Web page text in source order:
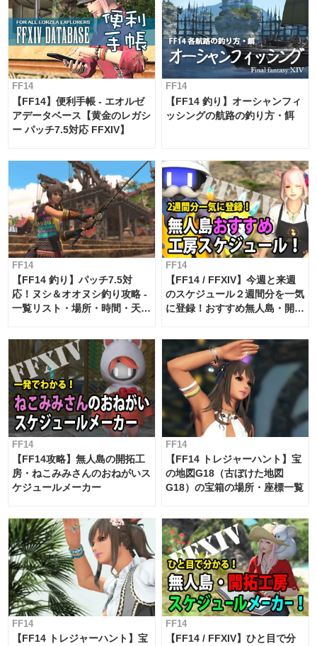
FF14
【FF14】便利手帳 - エオルゼ
アデータベース【黄金のレガシ
ー パッチ7.5対応 FFXIV】
FF14
【FF14 釣り】オーシャンフィ
ッシングの航路の釣り方・餌
FF14
【FF14 釣り】パッチ7.5対
応！ヌシ＆オオヌシ釣り攻略 -
一覧リスト・場所・時間・天
FF14
【FF14 / FFXIV】今週と来週
のスケジュール２週間分を一気
に登録！おすすめ無人島・開拓
対応 / 毎週更新中】
FF14
【FF14攻略】無人島の開拓工
房・ねこみみさんのおねがいス
ケジュールメーカー
FF14
【FF14 トレジャーハント】宝
の地図G18（古ぼけた地図
G18）の宝箱の場所・座標一覧
FF14
【FF14 トレジャーハント】宝
FF14
【FF14 / FFXIV】ひと目で分